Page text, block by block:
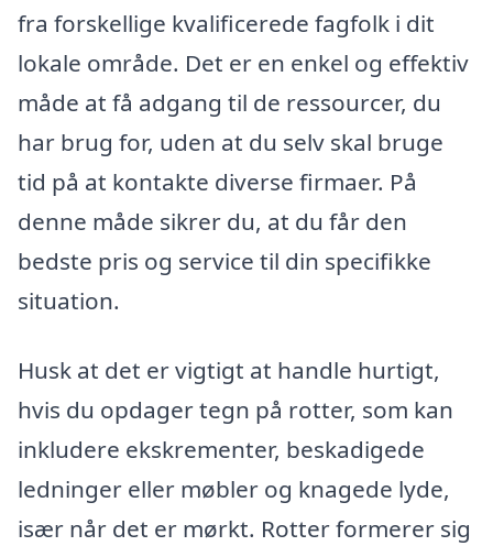
fra forskellige kvalificerede fagfolk i dit
lokale område. Det er en enkel og effektiv
måde at få adgang til de ressourcer, du
har brug for, uden at du selv skal bruge
tid på at kontakte diverse firmaer. På
denne måde sikrer du, at du får den
bedste pris og service til din specifikke
situation.
Husk at det er vigtigt at handle hurtigt,
hvis du opdager tegn på rotter, som kan
inkludere ekskrementer, beskadigede
ledninger eller møbler og knagede lyde,
især når det er mørkt. Rotter formerer sig